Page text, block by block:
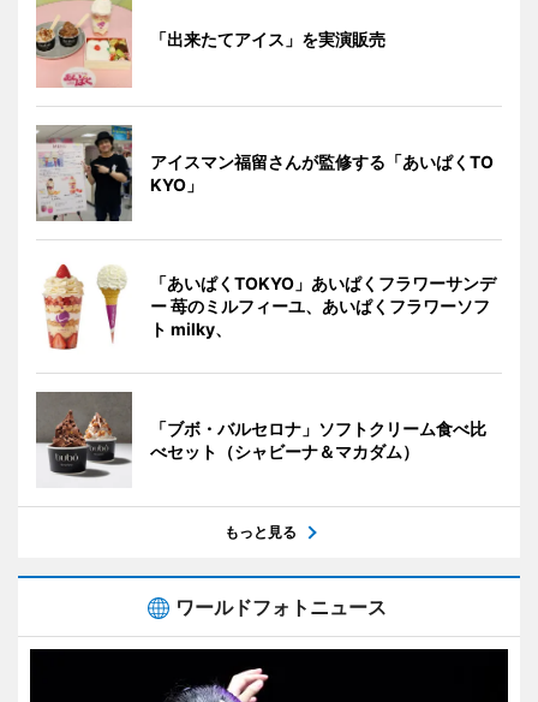
「出来たてアイス」を実演販売
アイスマン福留さんが監修する「あいぱくTO
KYO」
「あいぱくTOKYO」あいぱくフラワーサンデ
ー 苺のミルフィーユ、あいぱくフラワーソフ
ト milky、
「ブボ・バルセロナ」ソフトクリーム食べ比
べセット（シャビーナ＆マカダム）
もっと見る
ワールドフォトニュース